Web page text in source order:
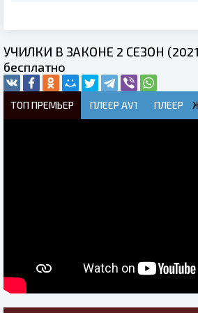
УЧИЛКИ В ЗАКОНЕ 2 СЕЗОН
бесплатно
ТОП ПРЕМЬЕР ПЛЕЕР AV1 ПЛЕЕР